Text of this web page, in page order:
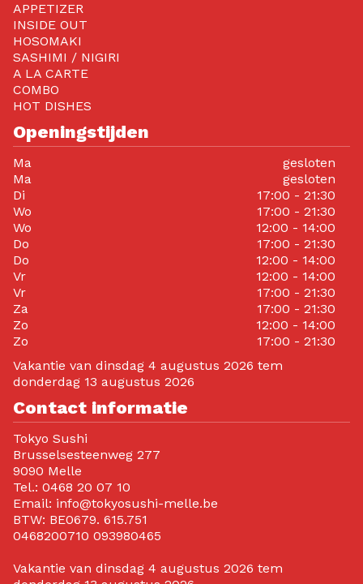
APPETIZER
INSIDE OUT
HOSOMAKI
SASHIMI / NIGIRI
A LA CARTE
COMBO
HOT DISHES
Openingstijden
Ma
gesloten
Ma
gesloten
Di
17:00 - 21:30
Wo
17:00 - 21:30
Wo
12:00 - 14:00
Do
17:00 - 21:30
Do
12:00 - 14:00
Vr
12:00 - 14:00
Vr
17:00 - 21:30
Za
17:00 - 21:30
Zo
12:00 - 14:00
Zo
17:00 - 21:30
Vakantie van dinsdag 4 augustus 2026 tem
donderdag 13 augustus 2026
Contact informatie
Tokyo Sushi
Brusselsesteenweg 277
9090 Melle
Tel.: 0468 20 07 10
Email: info@tokyosushi-melle.be
BTW: BE0679. 615.751
0468200710 093980465
Vakantie van dinsdag 4 augustus 2026 tem